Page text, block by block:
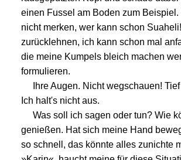
einen Fussel am Boden zum
nicht merken, wer kann schon
zurücklehnen, ich kann schon mal
die meine Kumpels bleich machen
formulieren.
Ihre Augen. Nicht wegschauen!
Ich halt's nicht aus.
Was soll ich sagen oder tun? Wie
genießen. Hat sich meine Hand
so schnell, das könnte alles zunichte